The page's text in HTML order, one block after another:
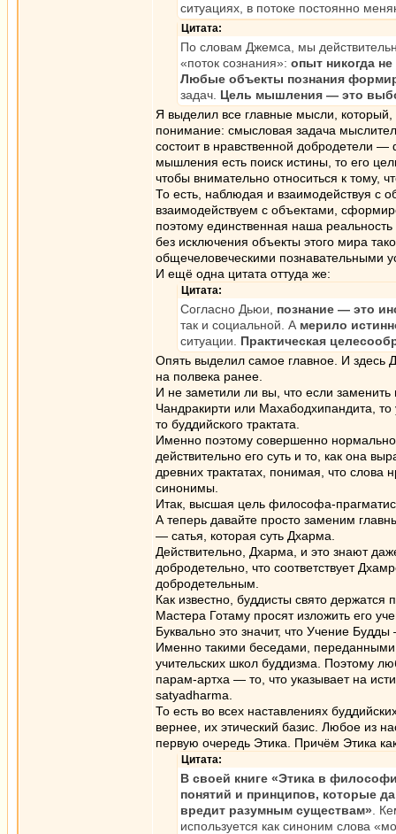
ситуациях, в потоке постоянно
Цитата:
По словам Джемса, мы
«поток сознания»: опыт никогда
Любые объекты познания
задач. Цель мышления — это
Я выделил все главные мысли, который,
понимание: смысловая задача
состоит в нравственной добродетели —
мышления есть поиск истины, то его
чтобы внимательно относиться к тому,
То есть, наблюдая и взаимодействуя
взаимодействуем с объектами,
поэтому единственная наша
без исключения объекты этого мира
общечеловеческими познавательными
И ещё одна цитата оттуда же:
Цитата:
Согласно Дьюи, познание — это
так и социальной. А мерило
ситуации. Практическая
Опять выделил самое главное. И здесь
на полвека ранее.
И не заметили ли вы, что если
Чандракирти или Махабодхипандита,
то буддийского трактата.
Именно поэтому совершенно
действительно его суть и то, как она
древних трактатах, понимая, что слова
синонимы.
Итак, высшая цель философа-
А теперь давайте просто заменим
— сатья, которая суть Дхарма.
Действительно, Дхарма, и это знают
добродетельно, что соответствует
добродетельным.
Как известно, буддисты свято
Мастера Готаму просят изложить его
Буквально это значит, что Учение
Именно такими беседами, переданными
учительских школ буддизма. Поэтому
парам-артха — то, что указывает на
satyadharma.
То есть во всех наставлениях
вернее, их этический базис. Любое из
первую очередь Этика. Причём Этика
Цитата:
В своей книге «Этика в
понятий и принципов, которые
вредит разумным существам» .
используется как синоним слова